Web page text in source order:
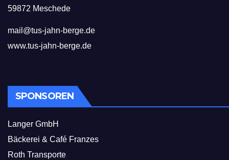
59872 Meschede
mail@tus-jahn-berge.de
www.tus-jahn-berge.de
SPONSOREN
Langer GmbH
Bäckerei & Café Franzes
Roth Transporte